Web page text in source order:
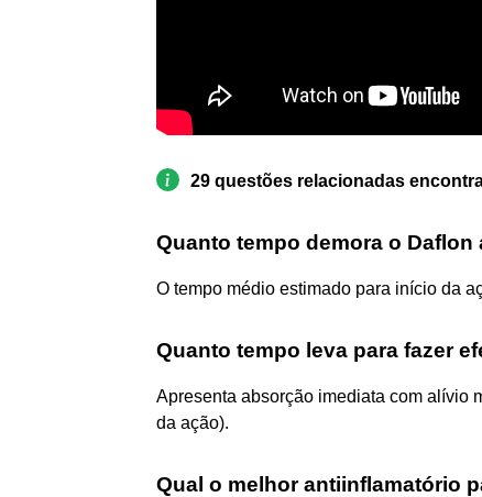
29 questões relacionadas
Quanto tempo demora o Daflon
O tempo médio estimado para início da
Quanto tempo leva para fazer
Apresenta absorção imediata com alívio
da ação).
Qual o melhor antiinflamatório